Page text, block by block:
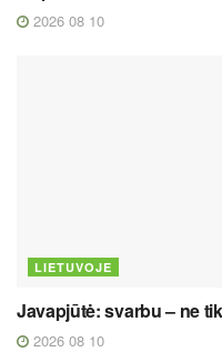
2026 08 10
LIETUVOJE
Javapjūtė: svarbu – ne
2026 08 10